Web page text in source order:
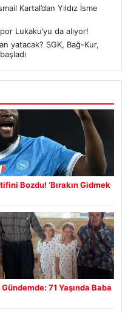
Kartal’dan Yıldız İsme
Lukaku’yu da alıyor!
yatacak? SGK, Bağ-Kur,
Bozdu! ‘Bırakın Gidmek
71 Yaşında Baba